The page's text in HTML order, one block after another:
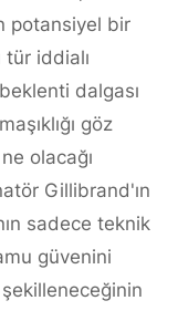
potansiyel bir
tür iddialı
dalgası
göz
olacağı
Gillibrand'ın
sadece teknik
güvenini